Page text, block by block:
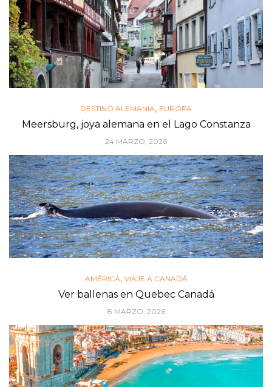
DESTINO ALEMANIA, EUROPA
Meersburg, joya alemana en el Lago Constanza
24 MARZO, 2026
AMÉRICA, VIAJE A CANADÁ
Ver ballenas en Quebec Canadá
8 MARZO, 2026